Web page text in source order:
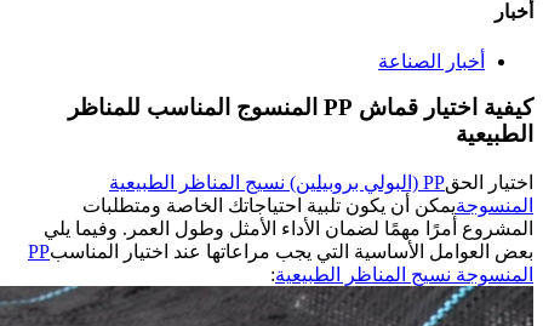
أخبار
أخبار الصناعة
كيفية اختيار قماش PP المنسوج المناسب للمناظر
الطبيعية
اختيار الحق
PP (البولي بروبيلين) نسيج المناظر الطبيعية
المنسوجةيمكن أن يكون تلبية احتياجاتك الخاصة ومتطلبات
المشروع أمرًا مهمًا لضمان الأداء الأمثل وطول العمر. وفيما يلي
بعض العوامل الأساسية التي يجب مراعاتها عند اختيار المناسبPP
المنسوجة نسيج المناظر الطبيعية: